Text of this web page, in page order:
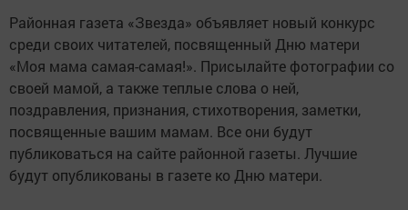
Районная газета «Звезда» объявляет новый конкурс
среди своих читателей, посвященный Дню матери
«Моя мама самая-самая!». Присылайте фотографии со
своей мамой, а также теплые слова о ней,
поздравления, признания, стихотворения, заметки,
посвященные вашим мамам. Все они будут
публиковаться на сайте районной газеты. Лучшие
будут опубликованы в газете ко Дню матери.